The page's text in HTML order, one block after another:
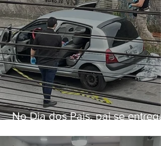
No Dia dos Pais, pai se entrega
5 anos em SP